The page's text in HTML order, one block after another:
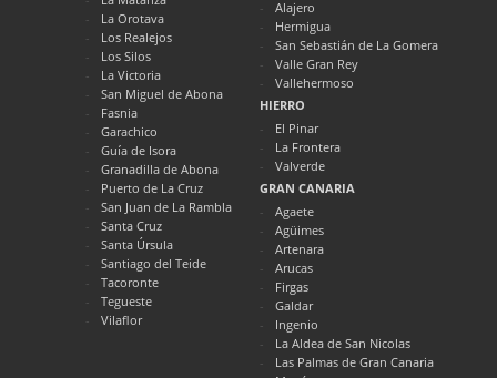
La Orotava
Los Realejos
Los Silos
La Victoria
San Miguel de Abona
Fasnia
Garachico
Guía de Isora
Granadilla de Abona
Puerto de La Cruz
San Juan de La Rambla
Santa Cruz
Santa Úrsula
Santiago del Teide
Tacoronte
Tegueste
Vilaflor
Alajero
Hermigua
San Sebastián de La Gomera
Valle Gran Rey
Vallehermoso
HIERRO
El Pinar
La Frontera
Valverde
GRAN CANARIA
Agaete
Agüimes
Artenara
Arucas
Firgas
Galdar
Ingenio
La Aldea de San Nicolas
Las Palmas de Gran Canaria